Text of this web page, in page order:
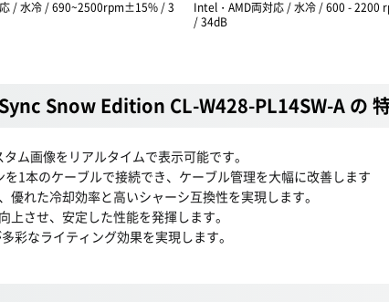
/ 水冷 / 690~2500rpm±15% / 3
Intel・AMD両対応 / 水冷 / 600 - 2200
/ 34dB
Snow Edition CL-W428-PL14SW-A の
ム画像をリアルタイムで表示可能です。
1本のケーブルで接続でき、ケーブル管理を大幅に改善します
れた冷却効率と高いシャーシ互換性を実現します。
させ、安定した性能を発揮します。
彩なライティング効果を実現します。